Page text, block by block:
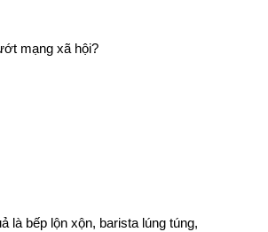
mạng xã hội?
là bếp lộn xộn, barista lúng túng,